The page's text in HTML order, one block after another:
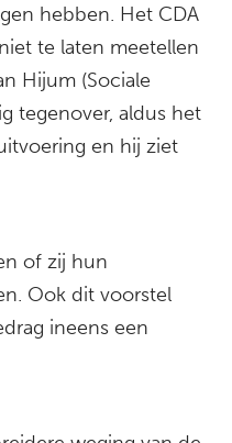
hebben. Het CDA
te laten meetellen
Hijum (Sociale
tegenover, aldus het
en hij ziet
of zij hun
Ook dit voorstel
ineens een